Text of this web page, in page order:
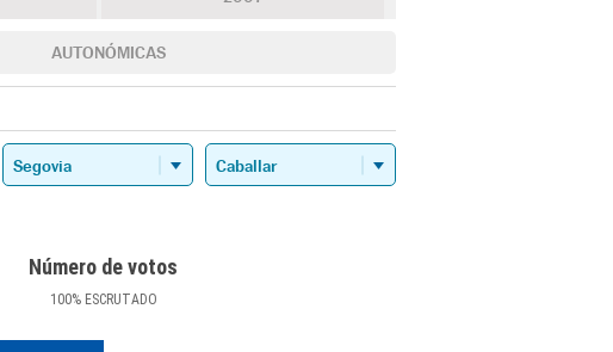
AUTONÓMICAS
Número de votos
100%ESCRUTADO